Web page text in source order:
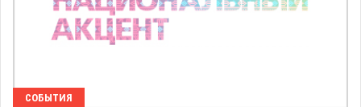
СОБЫТИЯ